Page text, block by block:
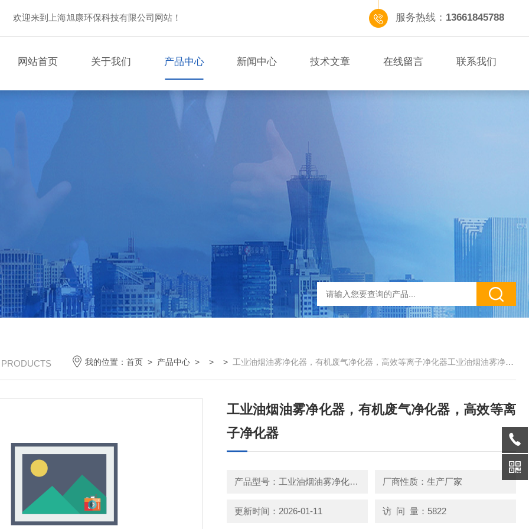
欢迎来到上海旭康环保科技有限公司网站！ 服务热线： 13661845788
网站首页 关于我们 产品中心 新闻中心 技术文章 在线留言 联系我们
我的位置：首页 > 产品中心 > > > 工业油烟油雾净化器，有机废气净化器，高效等离子净化器工业油烟油雾净化器，有机废气净化器，高效等离子净化器
工业油烟油雾净化器，有机废气净化器，高效等离
子净化器
产品型号：工业油烟油雾净化器，有机废气净化器，高效等离子净化器 厂商性质：生产厂家
更新时间：2026-01-11 访 问 量：5822